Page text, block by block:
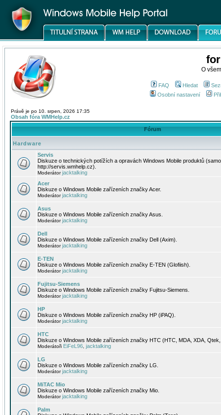
O
FAQ Hledat
Osobní nastavení
Právě je po 10. srpen, 2026 17:35
Obsah fóra WMHelp.cz
Fórum
Hardware
Servis
Diskuze o technických potížích a opravách Windows Mobile produktů
http://servis.wmhelp.cz).
Moderátorjacktalking
Acer
Diskuze o Windows Mobile zařízeních značky Acer.
Moderátorjacktalking
Asus
Diskuze o Windows Mobile zařízeních značky Asus.
Moderátorjacktalking
Dell
Diskuze o Windows Mobile zařízeních značky Dell (Axim).
Moderátorjacktalking
E-TEN
Diskuze o Windows Mobile zařízeních značky E-TEN (Glofiish).
Moderátorjacktalking
Fujitsu-Siemens
Diskuze o Windows Mobile zařízeních značky Fujitsu-Siemens.
Moderátorjacktalking
HP
Diskuze o Windows Mobile zařízeních značky HP (iPAQ).
Moderátorjacktalking
HTC
Diskuze o Windows Mobile zařízeních značky HTC (HTC, MDA, XDA,
Moderátoři EiFeL96 jacktalking
LG
Diskuze o Windows Mobile zařízeních značky LG.
Moderátorjacktalking
MiTAC Mio
Diskuze o Windows Mobile zařízeních značky Mio.
Moderátorjacktalking
Palm